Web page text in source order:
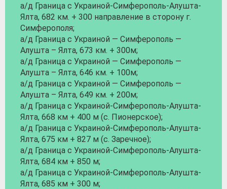
а/д Граница с Украиной-Симферополь-Алушта-
Ялта, 682 км. + 300 направление в сторону г.
Симферополя;
а/д Граница с Украиной — Симферополь —
Алушта – Ялта, 673 км. + 300м;
а/д Граница с Украиной — Симферополь —
Алушта – Ялта, 646 км. + 100м;
а/д Граница с Украиной — Симферополь —
Алушта – Ялта, 649 км. + 200м;
а/д Граница с Украиной-Симферополь-Алушта-
Ялта, 668 км + 400 м (с. Пионерское);
а/д Граница с Украиной-Симферополь-Алушта-
Ялта, 675 км + 827 м (с. Заречное);
а/д Граница с Украиной-Симферополь-Алушта-
Ялта, 684 км + 850 м;
а/д Граница с Украиной-Симферополь-Алушта-
Ялта, 685 км + 300 м;